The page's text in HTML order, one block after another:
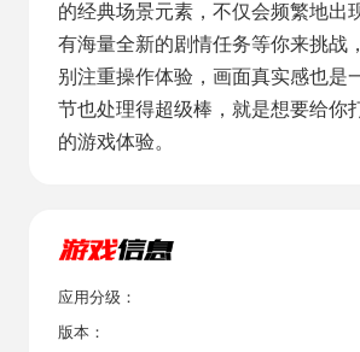
的经典场景元素，不仅会频繁地出
有海量全新的剧情任务等你来挑战
别注重操作体验，画面真实感也是
节也处理得超级棒，就是想要给你
的游戏体验。
应用分级：
版本：